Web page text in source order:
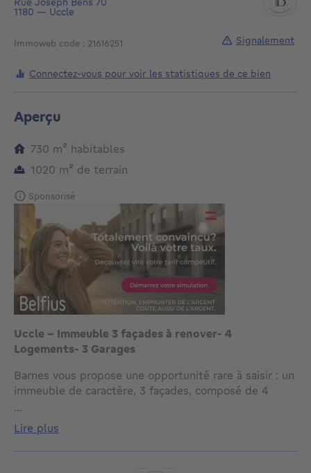
1180 — Uccle
Immoweb code : 21616251
Connectez-vous pour voir les statistiques de ce bien
Signalement
Aperçu
730 m² mètres carrés
habitables
1020 m² mètres carrés
de terrain
Sponsorisé
Uccle - Immeuble 3 façades à renover- 4
Logements- 3 Garages
Barnes vous propose une opportunité rare à saisir : un
immeuble de caractère, 3 façades, composé de 4
plus de 10 ares, idéalement orienté et sans aucun vis-
à-vis.
Érigé en 1942, ce bien offre de beaux volumes et un
...
lire plus